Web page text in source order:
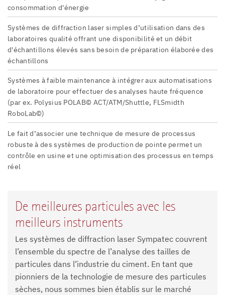
consommation d'énergie
Systèmes de diffraction laser simples d’utilisation dans des
laboratoires qualité offrant une disponibilité et un débit
d'échantillons élevés sans besoin de préparation élaborée des
échantillons
Systèmes à faible maintenance à intégrer aux automatisations
de laboratoire pour effectuer des analyses haute fréquence
(par ex. Polysius POLAB© ACT/ATM/Shuttle, FLSmidth
RoboLab©)
Le fait d’associer une technique de mesure de processus
robuste à des systèmes de production de pointe permet un
contrôle en usine et une optimisation des processus en temps
réel
De meilleures particules avec les
meilleurs instruments
Les systèmes de diffraction laser Sympatec couvrent
l’ensemble du spectre de l’analyse des tailles de
particules dans l’industrie du ciment. En tant que
pionniers de la technologie de mesure des particules
sèches, nous sommes bien établis sur le marché